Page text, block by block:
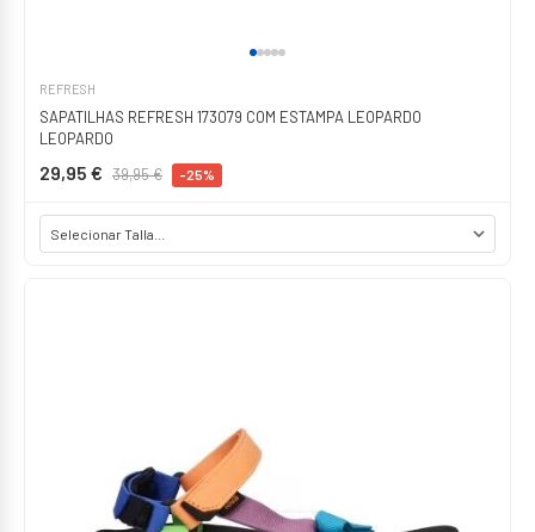
REFRESH
SAPATILHAS REFRESH 173079 COM ESTAMPA LEOPARDO
LEOPARDO
29,95 € 39,95 € -25%